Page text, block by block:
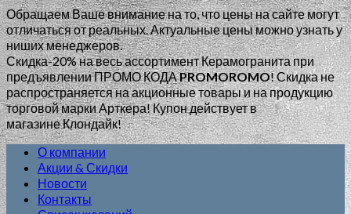
Обращаем Ваше внимание на то, что цены на сайте могут
отличаться от реальных. Актуальные цены можно узнать у
ниших менеджеров.
Скидка-20% на весь ассортимент Керамогранита при
предъявлении ПРОМО КОДАPROMOROMO!Скидка не
распространяется на акционные товары и на продукцию
торговой марки Арткера! Купон действует в
магазине Клондайк!
О компании
Акции & Скидки
Новости
Контакты